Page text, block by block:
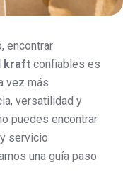
encontrar
kraft confiables es
vez más
versatilidad y
puedes encontrar
servicio
una guía paso